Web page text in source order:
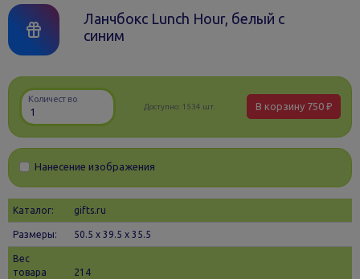
Ланчбокс Lunch Hour, белый с
синим
Количество
Доступно: 1534 шт. В корзину 750 ₽
Нанесение изображения
Каталог: gifts.ru
Размеры: 50.5 х 39.5 x 35.5
Вес
товара
214